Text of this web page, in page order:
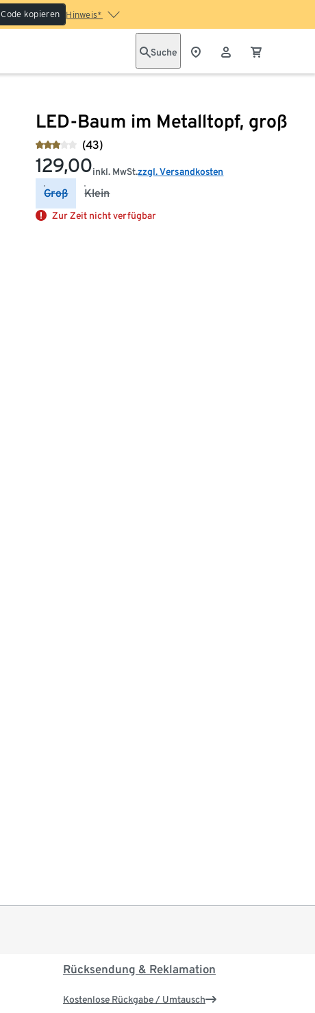
Code kopieren Hinweis*
Suche
LED-Baum im Metalltopf, groß
(43)
129,00inkl. MwSt.zzgl. Versandkosten
Groß Klein
Zur Zeit nicht verfügbar
Rücksendung & Reklamation
Kostenlose Rückgabe / Umtausch